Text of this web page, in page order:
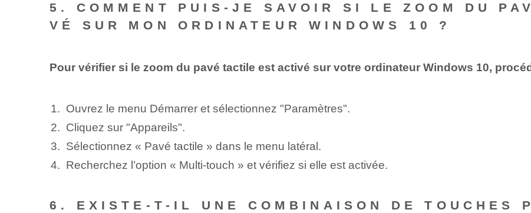
5. COMMENT PUIS-JE SAVOIR SI LE ZOOM DU
VÉ SUR MON ORDINATEUR WINDOWS 10 ?
Pour vérifier si le zoom du pavé tactile est activé sur votre ordinateur Windows 10,
Ouvrez le menu Démarrer et sélectionnez "Paramètres".
Cliquez sur "Appareils".
Sélectionnez « Pavé tactile » dans le menu latéral.
Recherchez l’option « Multi-touch » et vérifiez si elle est activée.
6. EXISTE-T-IL UNE COMBINAISON DE TOUCHES